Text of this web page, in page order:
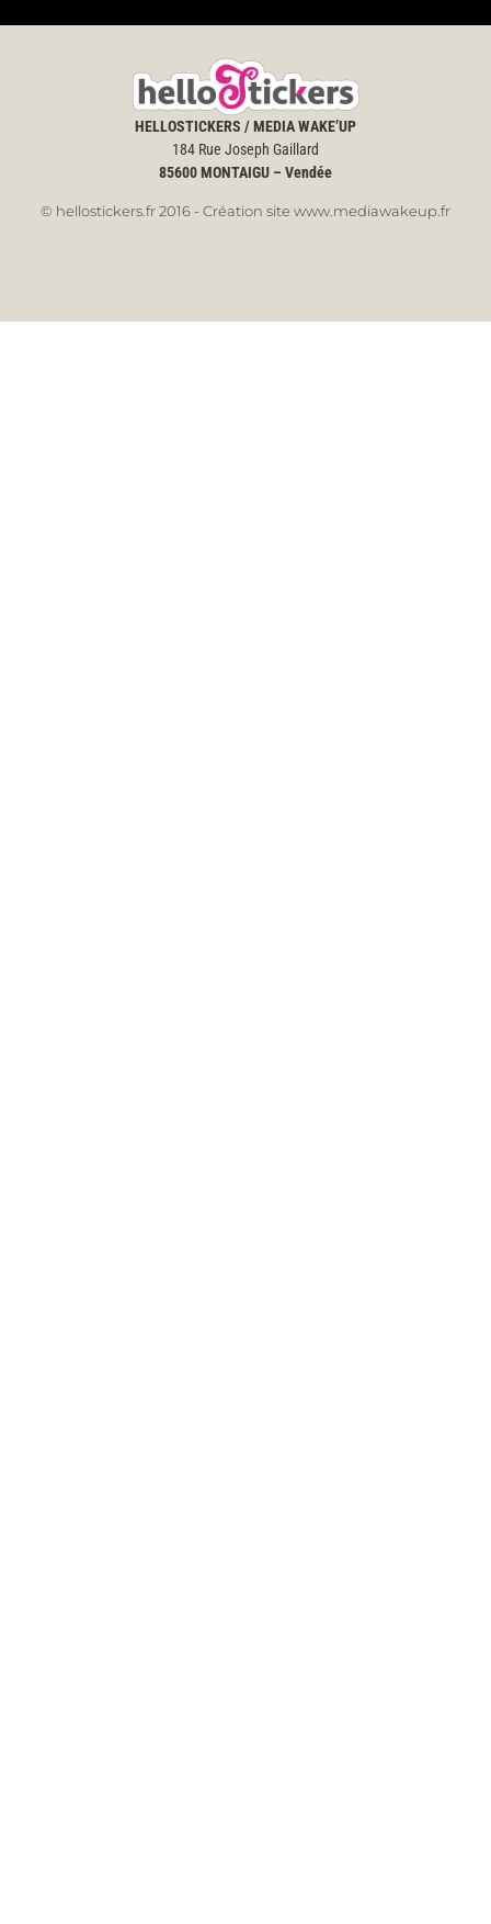
HELLOSTICKERS / MEDIA WAKE’UP
184 Rue Joseph Gaillard
85600MONTAIGU – Vendée
© hellostickers.fr 2016 - Création site www.mediawakeup.fr